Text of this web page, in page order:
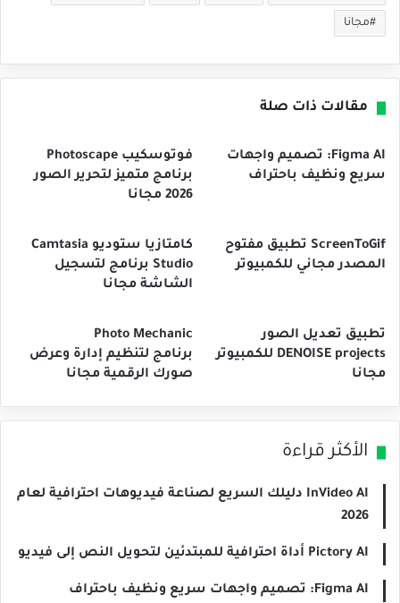
مجانا
مقالات ذات صلة
Figma AI: تصميم واجهات
سريع ونظيف باحتراف
فوتوسكيب Photoscape
برنامج متميز لتحرير الصور
2026 مجانا
ScreenToGif تطبيق مفتوح
المصدر مجاني للكمبيوتر
كامتازيا ستوديو Camtasia
Studio برنامج لتسجيل
الشاشة مجانا
تطبيق تعديل الصور
DENOISE projects للكمبيوتر
مجانا
Photo Mechanic
برنامج لتنظيم إدارة وعرض
صورك الرقمية مجانا
الأكثر قراءة
InVideo AI دليلك السريع لصناعة فيديوهات احترافية لعام
2026
Pictory AI أداة احترافية للمبتدئين لتحويل النص إلى فيديو
Figma AI: تصميم واجهات سريع ونظيف باحتراف